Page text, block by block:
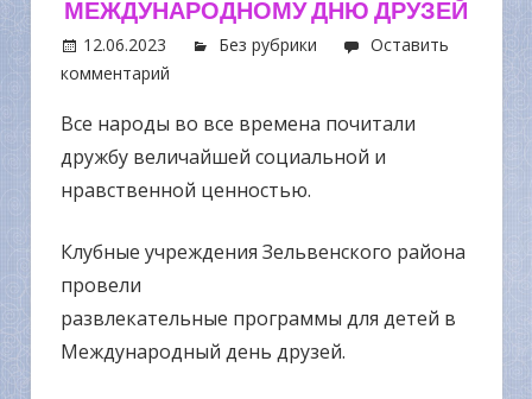
МЕЖДУНАРОДНОМУ ДНЮ ДРУЗЕЙ
12.06.2023 Без рубрики
Оставить
комментарий
Все народы во все времена почитали
дружбу величайшей социальной и
нравственной ценностью.
Клубные учреждения Зельвенского района
провели
развлекательные программы для детей в
Международный день друзей.